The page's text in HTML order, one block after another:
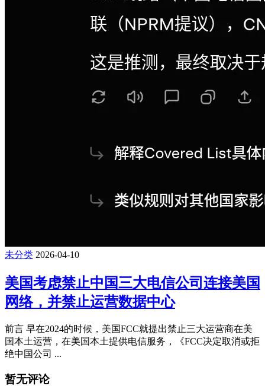
未分类 2026-04-10
美国考虑禁止中国三大电信公司连接美国
网络，并禁止运营数据中心
前言 早在2024的时候，美国FCC就提出禁止三大运营商在美
国本土运营，在美国本土提供电信服务，《FCC决定取消或拒
绝中国公司 ...
暂无评论